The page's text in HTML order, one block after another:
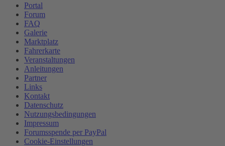
Portal
Forum
FAQ
Galerie
Marktplatz
Fahrerkarte
Veranstaltungen
Anleitungen
Partner
Links
Kontakt
Datenschutz
Nutzungsbedingungen
Impressum
Forumsspende per PayPal
Cookie-Einstellungen